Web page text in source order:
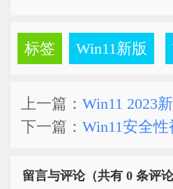
标签 Win11新版
上一篇： Win11 2023
下一篇： Win11安全
留言与评论（共有 0 条评论